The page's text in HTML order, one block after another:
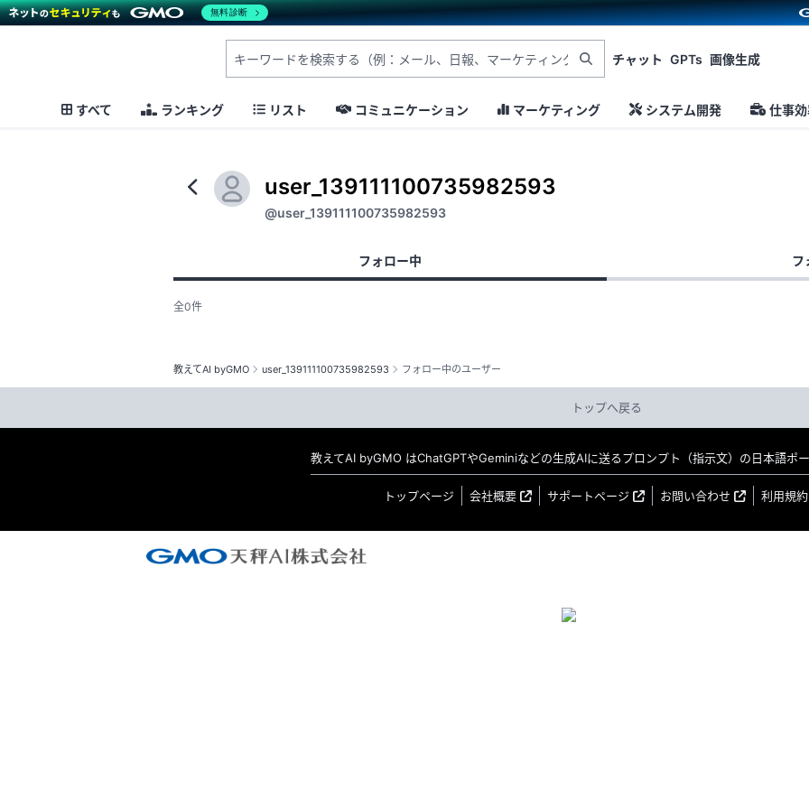
チャット GPTs 画像生成
すべて ランキング リスト コミュニケーション マーケティング システム開発 仕事
user_139111100735982593
@user_139111100735982593
フォロー中 フ
全0件
教えてAI byGMO user_139111100735982593 フォロー中のユーザー
トップへ戻る
教えてAI byGMO はChatGPTやGeminiなどの生成AIに送るプロンプト（指示文）の日本語ポー
トップページ 会社概要 サポートページ お問い合わせ 利用規約
無料診断